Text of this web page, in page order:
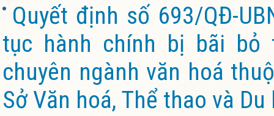
Quyết định số 693/QĐ-
tục hành chính bị bãi bỏ
chuyên ngành văn hoá
Sở Văn hoá, Thể thao và